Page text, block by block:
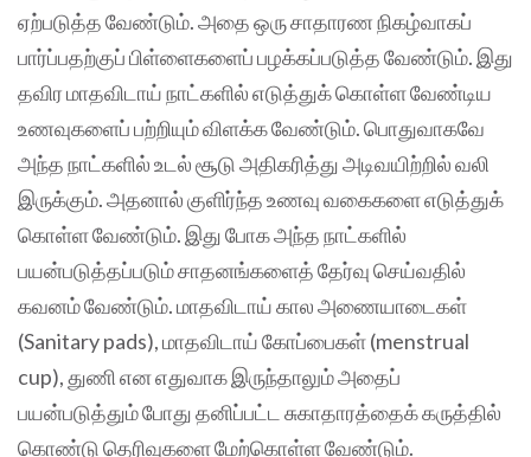
ஏற்படுத்த வேண்டும். அதை ஒரு சாதாரண நிகழ்வாகப்
பார்ப்பதற்குப் பிள்ளைகளைப் பழக்கப்படுத்த வேண்டும். இது
தவிர மாதவிடாய் நாட்களில் எடுத்துக் கொள்ள வேண்டிய
உணவுகளைப் பற்றியும் விளக்க வேண்டும். பொதுவாகவே
அந்த நாட்களில் உடல் சூடு அதிகரித்து அடிவயிற்றில் வலி
இருக்கும். அதனால் குளிர்ந்த உணவு வகைகளை எடுத்துக்
கொள்ள வேண்டும். இது போக அந்த நாட்களில்
பயன்படுத்தப்படும் சாதனங்களைத் தேர்வு செய்வதில்
கவனம் வேண்டும். மாதவிடாய் கால அணையாடைகள்
(Sanitary pads), மாதவிடாய் கோப்பைகள் (menstrual
cup), துணி என எதுவாக இருந்தாலும் அதைப்
பயன்படுத்தும் போது தனிப்பட்ட சுகாதாரத்தைக் கருத்தில்
கொண்டு தெரிவுகளை மேற்கொள்ள வேண்டும்.